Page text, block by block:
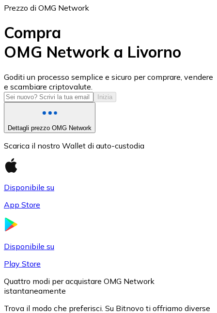
USD Coin
USDC
Prezzo di OMG Network
Compra
OMG Network a Livorno
Goditi un processo semplice e sicuro per comprare, vendere
e scambiare criptovalute.
Inizia
Dettagli prezzo OMG Network
Scarica il nostro Wallet di auto-custodia
Disponibile su
App Store
Disponibile su
Play Store
Quattro modi per acquistare OMG Network
istantaneamente
Trova il modo che preferisci. Su Bitnovo ti offriamo diverse